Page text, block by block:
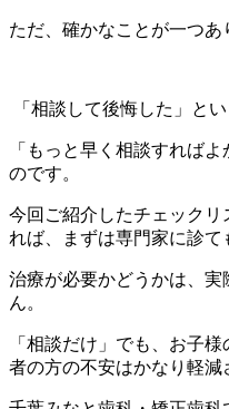
ただ、確かなことが一つあ
「相談して後悔した」と
「もっと早く相談すれば
のです。
今回ご紹介したチェック
れば、まずは専門家に診て
治療が必要かどうかは、
ん。
「相談だけ」でも、お子
者の方の不安はかなり軽減